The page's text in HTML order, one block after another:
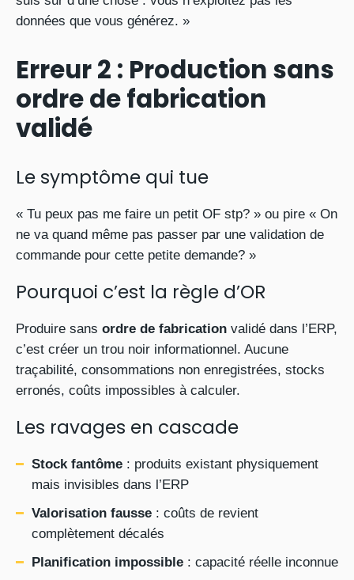
données que vous générez. »
Erreur 2 : Production sans
ordre de fabrication
validé
Le symptôme qui tue
« Tu peux pas me faire un petit OF stp? » ou pire « On
ne va quand même pas passer par une validation de
commande pour cette petite demande? »
Pourquoi c’est la règle d’OR
Produire sans ordre de fabrication validé dans l’ERP,
c’est créer un trou noir informationnel. Aucune
traçabilité, consommations non enregistrées, stocks
erronés, coûts impossibles à calculer.
Les ravages en cascade
Stock fantôme : produits existant physiquement
mais invisibles dans l’ERP
Valorisation fausse : coûts de revient
complètement décalés
Planification impossible : capacité réelle inconnue